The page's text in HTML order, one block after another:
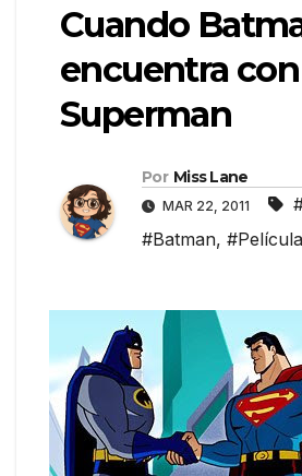
Cuando
encuentra con
Superman
Por Miss Lane
MAR 22, 2011
#Batman,